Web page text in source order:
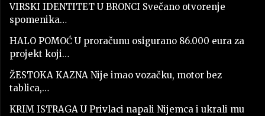
VIRSKI IDENTITET U BRONCI Svečano otvorenje
spomenika…
HALO POMOĆ U proračunu osigurano 86.000 eura za
projekt koji…
ŽESTOKA KAZNA Nije imao vozačku, motor bez
tablica,…
KRIM ISTRAGA U Privlaci napali Nijemca i ukrali mu